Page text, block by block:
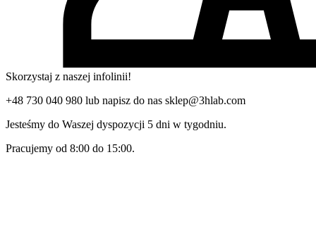
Skorzystaj z naszej infolinii!
+48 730 040 980 lub napisz do nas sklep@3hlab.com
Jesteśmy do Waszej dyspozycji 5 dni w tygodniu.
Pracujemy od 8:00 do 15:00.